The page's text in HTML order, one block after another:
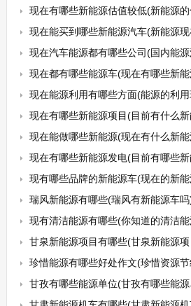
现在有哪些新能源估值较低(新能源
现在能买到哪些新能源汽车(新能源
现在汽车能源都有哪些公司(国内能
现在都有哪些能源车(现在有哪些新
现在能源利用有哪些方面(能源的利
现在有哪些新能源项目(目前有什么
现在能做哪些新能源(现在有什么新
现在有哪些新能源发电(目前有哪些新能源你
现有哪些品牌的新能源车(现在的新
瑞风新能源有哪些(瑞风有新能源车吗
现有清洁能源有哪些(你知道的清洁
甘泉新能源项目有哪些(甘泉新能源
珍惜能源有哪些好处作文(珍惜资源
甘孜有哪些能源单位(甘孜有哪些能